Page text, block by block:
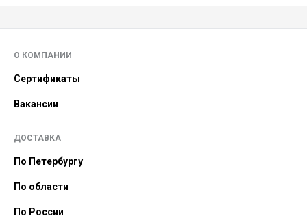
О КОМПАНИИ
Сертификаты
Вакансии
ДОСТАВКА
По Петербургу
По области
По России